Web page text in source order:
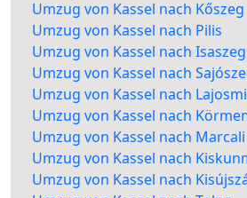
Umzug von Kassel nach Kőszeg
Umzug von Kassel nach Pilis
Umzug von Kassel nach Isaszeg
Umzug von Kassel nach
Umzug von Kassel nach
Umzug von Kassel nach
Umzug von Kassel nach Marcali
Umzug von Kassel nach
Umzug von Kassel nach